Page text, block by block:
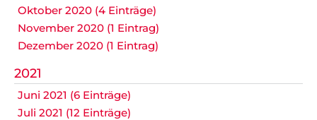
Oktober 2020 (4 Einträge)
November 2020 (1 Eintrag)
Dezember 2020 (1 Eintrag)
2021
Juni 2021 (6 Einträge)
Juli 2021 (12 Einträge)